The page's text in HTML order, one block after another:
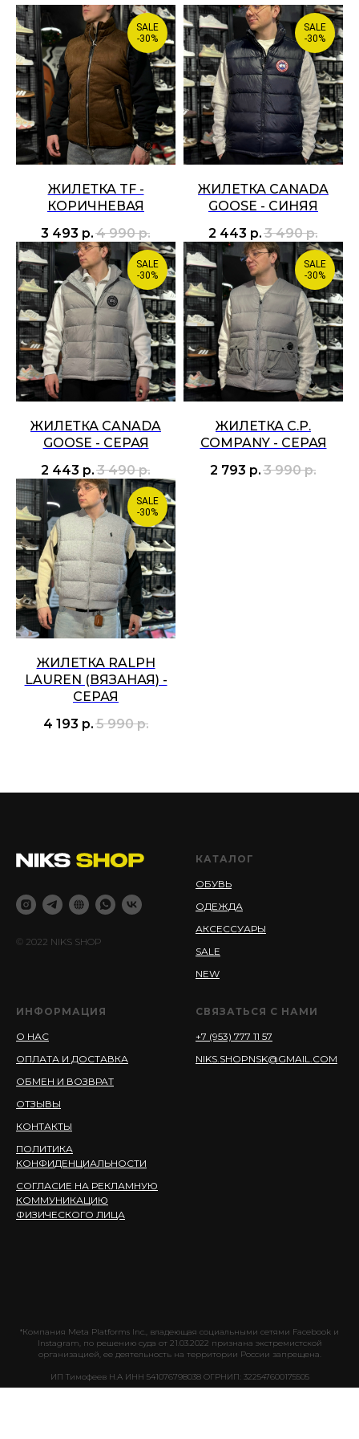
SALE
-30%
ЖИЛЕТКА TF -
КОРИЧНЕВАЯ
3 493 р. 4 990 р.
SALE
-30%
ЖИЛЕТКА CANADA
GOOSE - СИНЯЯ
2 443 р. 3 490 р.
SALE
-30%
ЖИЛЕТКА CANADA
GOOSE - СЕРАЯ
2 443 р. 3 490 р.
SALE
-30%
ЖИЛЕТКА C.P.
COMPANY - СЕРАЯ
2 793 р. 3 990 р.
SALE
-30%
ЖИЛЕТКА RALPH
LAUREN (ВЯЗАНАЯ) -
СЕРАЯ
4 193 р.5 990 р.
© 2022 NIKS SHOP
КАТАЛОГ
ОБУВЬ
ОДЕЖДА
АКСЕССУАРЫ
SALE
NEW
ИНФОРМАЦИЯ
О НАС
ОПЛАТА И ДОСТАВКА
ОБМЕН И ВОЗВРАТ
ОТЗЫВЫ
КОНТАКТЫ
ПОЛИТИКА
КОНФИДЕНЦИАЛЬНОСТИ
СОГЛАСИЕ НА РЕКЛАМНУЮ
КОММУНИКАЦИЮ
ФИЗИЧЕСКОГО ЛИЦА
СВЯЗАТЬСЯ С НАМИ
+7 (953) 777 11 57
NIKS.SHOPNSK@GMAIL.COM
*Компания Meta Platforms Inc., владеющая социальными сетями Facebook и
Instagram, по решению суда от 21.03.2022 признана экстремистской
организацией, ее деятельность на территории России запрещена.
ИП Тимофеев Н.А ИНН 541076798038 ОГРНИП: 322547600175505